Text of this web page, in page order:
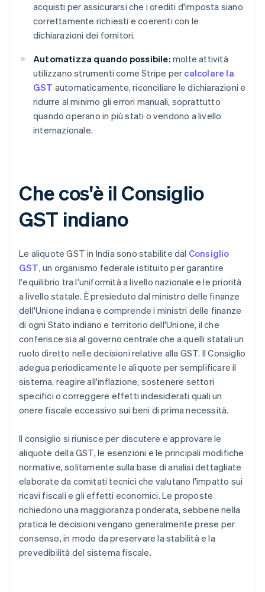
acquisti per assicurarsi che i crediti d'imposta siano
correttamente richiesti e coerenti con le
dichiarazioni dei fornitori.
Automatizza quando possibile: molte attività
utilizzano strumenti come Stripe per calcolare la
GST automaticamente, riconciliare le dichiarazioni e
ridurre al minimo gli errori manuali, soprattutto
quando operano in più stati o vendono a livello
internazionale.
Che cos'è il Consiglio
GST indiano
Le aliquote GST in India sono stabilite dal Consiglio
GST, un organismo federale istituito per garantire
l'equilibrio tra l'uniformità a livello nazionale e le priorità
a livello statale. È presieduto dal ministro delle finanze
dell'Unione indiana e comprende i ministri delle finanze
di ogni Stato indiano e territorio dell'Unione, il che
conferisce sia al governo centrale che a quelli statali un
ruolo diretto nelle decisioni relative alla GST. Il Consiglio
adegua periodicamente le aliquote per semplificare il
sistema, reagire all'inflazione, sostenere settori
specifici o correggere effetti indesiderati quali un
onere fiscale eccessivo sui beni di prima necessità.
Il consiglio si riunisce per discutere e approvare le
aliquote della GST, le esenzioni e le principali modifiche
normative, solitamente sulla base di analisi dettagliate
elaborate da comitati tecnici che valutano l'impatto sui
ricavi fiscali e gli effetti economici. Le proposte
richiedono una maggioranza ponderata, sebbene nella
pratica le decisioni vengano generalmente prese per
consenso, in modo da preservare la stabilità e la
prevedibilità del sistema fiscale.